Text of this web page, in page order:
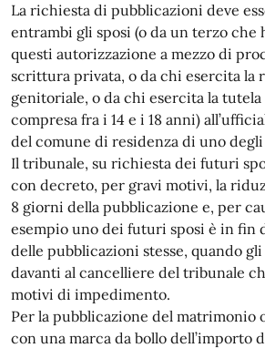
La richiesta di pubblicazioni deve
entrambi gli sposi (o da un terzo che
questi autorizzazione a mezzo di
scrittura privata, o da chi esercita la
genitoriale, o da chi esercita la
compresa fra i 14 e i 18 anni)
del comune di residenza di uno degli
Il tribunale, su richiesta dei futuri
con decreto, per gravi motivi, la
8 giorni della pubblicazione e, per
esempio uno dei futuri sposi è in fin
delle pubblicazioni stesse, quando
davanti al cancelliere del tribunale
motivi di impedimento.
Per la pubblicazione del matrimonio
con una marca da bollo dell’importo